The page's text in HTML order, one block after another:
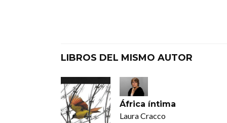
LIBROS DEL MISMO AUTOR
África íntima
Laura Cracco